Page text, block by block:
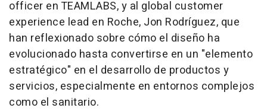
officer en TEAMLABS, y al global customer
experience lead en Roche, Jon Rodríguez, que
han reflexionado sobre cómo el diseño ha
evolucionado hasta convertirse en un "elemento
estratégico" en el desarrollo de productos y
servicios, especialmente en entornos complejos
como el sanitario.